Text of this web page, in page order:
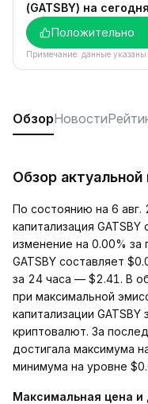
(GATSBY) на
Положительно
Примечание: данные указаны
ОбзорНовости
Обзор актуальной
По состоянию на 6
капитализация
изменение на 0.00%
GATSBY составляет
за 24 часа — $2.41. В
при максимальной
капитализации
криптовалют. За
достигала максимума
минимума на уровне
Максимальная цена и